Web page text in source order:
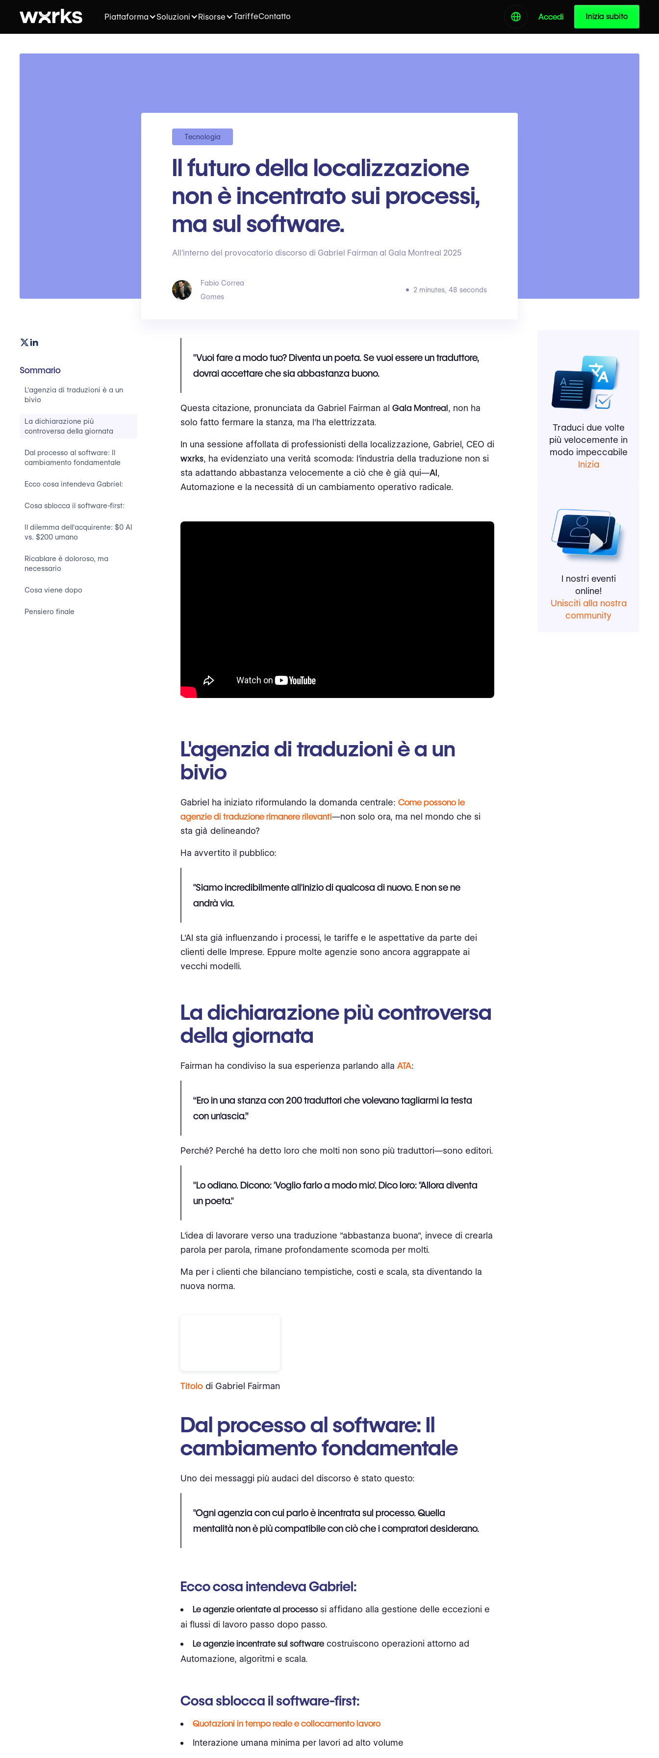
Piattaforma Soluzioni Risorse TariffeContatto Accedi Inizia subito
Tecnologia
Il futuro della localizzazione
non è incentrato sui processi,
ma sul software.
All'interno del provocatorio discorso di Gabriel Fairman al Gala Montreal 2025
Fabio Correa
Gomes
2 minutes, 48 seconds
Sommario
L'agenzia di traduzioni è a un
bivio
La dichiarazione più
controversa della giornata
Dal processo al software: Il
cambiamento fondamentale
Ecco cosa intendeva Gabriel:
Cosa sblocca il software-first:
Il dilemma dell'acquirente: $0 AI
vs. $200 umano
Ricablare è doloroso, ma
necessario
Cosa viene dopo
Pensiero finale
"Vuoi fare a modo tuo? Diventa un poeta. Se vuoi essere un traduttore,
dovrai accettare che sia abbastanza buono.
Questa citazione, pronunciata da Gabriel Fairman al Gala Montreal, non ha
solo fatto fermare la stanza, ma l'ha elettrizzata.
In una sessione affollata di professionisti della localizzazione, Gabriel, CEO di
wxrks, ha evidenziato una verità scomoda: l'industria della traduzione non si
sta adattando abbastanza velocemente a ciò che è già qui—AI,
Automazione e la necessità di un cambiamento operativo radicale.
L'agenzia di traduzioni è a un
bivio
Gabriel ha iniziato riformulando la domanda centrale: Come possono le
agenzie di traduzione rimanere rilevanti—non solo ora, ma nel mondo che si
sta già delineando?
Ha avvertito il pubblico:
"Siamo incredibilmente all'inizio di qualcosa di nuovo. E non se ne
andrà via.
L'AI sta già influenzando i processi, le tariffe e le aspettative da parte dei
clienti delle Imprese. Eppure molte agenzie sono ancora aggrappate ai
vecchi modelli.
La dichiarazione più controversa
della giornata
Fairman ha condiviso la sua esperienza parlando alla ATA:
“Ero in una stanza con 200 traduttori che volevano tagliarmi la testa
con un'ascia.”
Perché? Perché ha detto loro che molti non sono più traduttori—sono editori.
"Lo odiano. Dicono: 'Voglio farlo a modo mio'. Dico loro: "Allora diventa
un poeta."
L'idea di lavorare verso una traduzione "abbastanza buona", invece di crearla
parola per parola, rimane profondamente scomoda per molti.
Ma per i clienti che bilanciano tempistiche, costi e scala, sta diventando la
nuova norma.
Titolo di Gabriel Fairman
Dal processo al software: Il
cambiamento fondamentale
Uno dei messaggi più audaci del discorso è stato questo:
"Ogni agenzia con cui parlo è incentrata sul processo. Quella
mentalità non è più compatibile con ciò che i compratori desiderano.
Ecco cosa intendeva Gabriel:
Le agenzie orientate al processosi affidano alla gestione delle eccezioni e
ai flussi di lavoro passo dopo passo.
Le agenzie incentrate sul softwarecostruiscono operazioni attorno ad
Automazione, algoritmi e scala.
Cosa sblocca il software-first:
Quotazioni in tempo reale e collocamento lavoro
Interazione umana minima per lavori ad alto volume
Traduci due volte
più velocemente in
modo impeccabile
Inizia
I nostri eventi
online!
Unisciti alla nostra
community